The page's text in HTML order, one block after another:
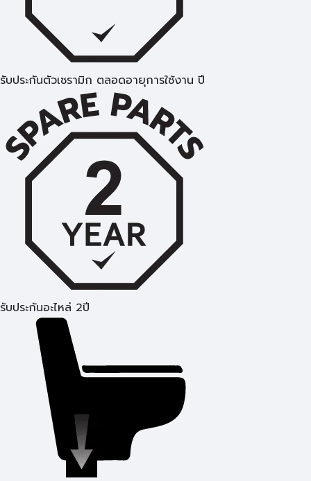
รับประกันตัวเซรามิก ตลอดอายุการใช้งาน ปี
รับประกันอะไหล่ 2ปี